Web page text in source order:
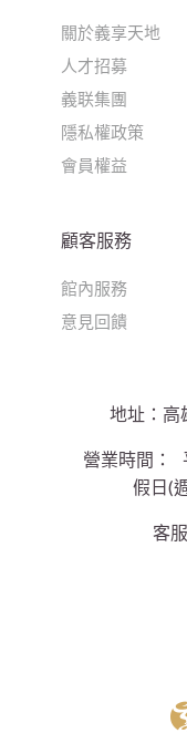
地址：高
營業時間：
假日(
客
關於義享天地
人才招募
義联集團
隱私權政策
會員權益
顧客服務
館內服務
意見回饋